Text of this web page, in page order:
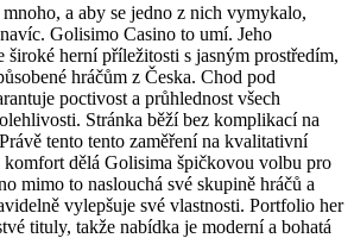
a aby se jedno z nich vymykalo,
Golisimo Casino to umí. Jeho
široké herní příležitosti s jasným prostředím,
hráčům z Česka. Chod pod
poctivost a průhlednost všech
Stránka běží bez komplikací na
tento tento zaměření na kvalitativní
komfort dělá Golisima špičkovou volbu pro
mimo to naslouchá své skupině hráčů a
vylepšuje své vlastnosti. Portfolio her
tituly, takže nabídka je moderní a bohatá